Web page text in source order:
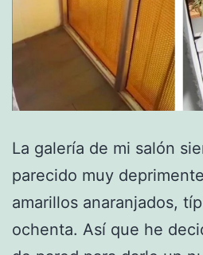
La galería de mi salón
parecido muy
amarillos anaranjados,
ochenta. Así que he